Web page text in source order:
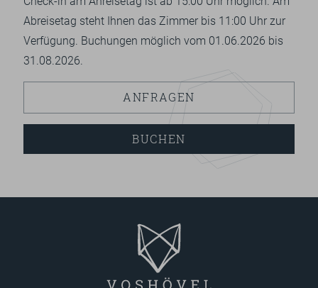
Abreisetag steht Ihnen das Zimmer bis 11:00 Uhr zur
Verfügung. Buchungen möglich vom 01.06.2026 bis
31.08.2026.
ANFRAGEN
BUCHEN